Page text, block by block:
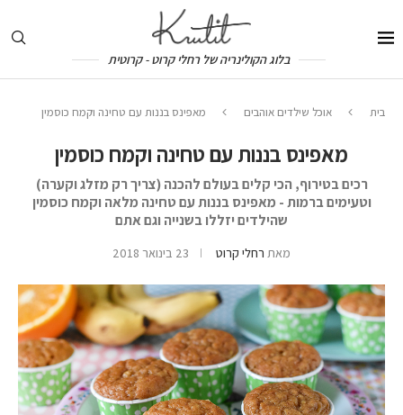
בלוג הקולינריה של רחלי קרוט - קרוטית
בית אוכל שילדים אוהבים מאפינס בננות עם טחינה וקמח כוסמין
מאפינס בננות עם טחינה וקמח כוסמין
רכים בטירוף, הכי קלים בעולם להכנה (צריך רק מזלג וקערה)
וטעימים ברמות - מאפינס בננות עם טחינה מלאה וקמח כוסמין
שהילדים יזללו בשנייה וגם אתם
מאת רחלי קרוט 23 בינואר 2018